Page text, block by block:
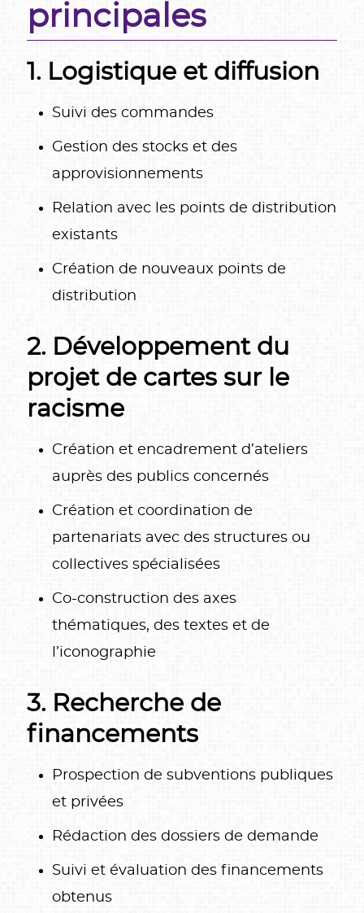
principales
1. Logistique et diffusion
Suivi des commandes
Gestion des stocks et des
approvisionnements
Relation avec les points de distribution
existants
Création de nouveaux points de
distribution
2. Développement du
projet de cartes sur le
racisme
Création et encadrement d’ateliers
auprès des publics concernés
Création et coordination de
partenariats avec des structures ou
collectives spécialisées
Co-construction des axes
thématiques, des textes et de
l’iconographie
3. Recherche de
financements
Prospection de subventions publiques
et privées
Rédaction des dossiers de demande
Suivi et évaluation des financements
obtenus